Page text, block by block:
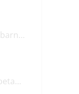
Det finns bättre alternativ än att sätta barn i fängelse
Därför talar Moderaterna om ”hårt arbetande människor”